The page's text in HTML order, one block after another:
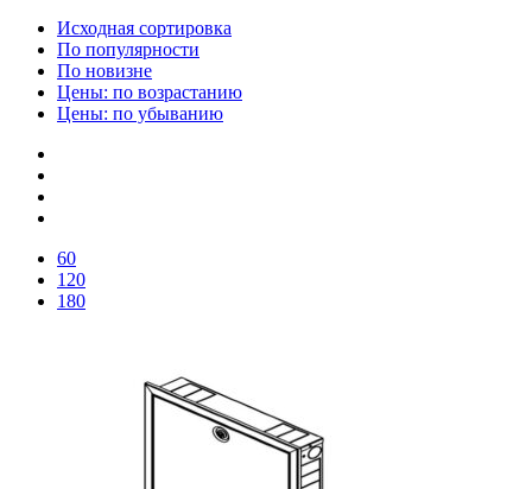
Исходная сортировка
По популярности
По новизне
Цены: по возрастанию
Цены: по убыванию
60
120
180